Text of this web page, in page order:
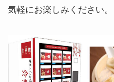
気軽にお楽しみください。